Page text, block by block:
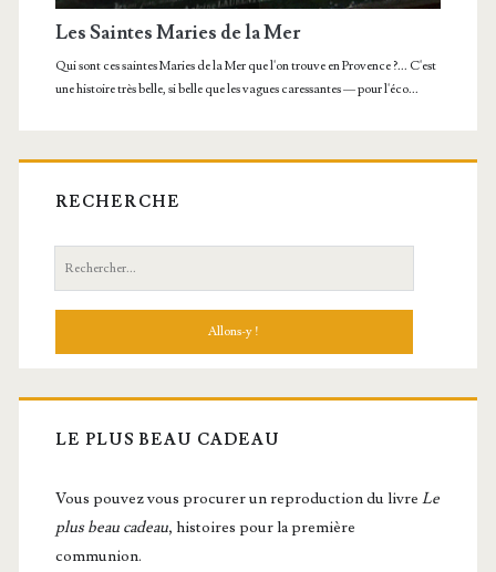
RECHERCHE
Recherche:
LE PLUS BEAU CADEAU
Vous pou­vez vous pro­cu­rer un repro­duc­tion du livre Le
plus beau cadeau, histoires pour la première
communion.